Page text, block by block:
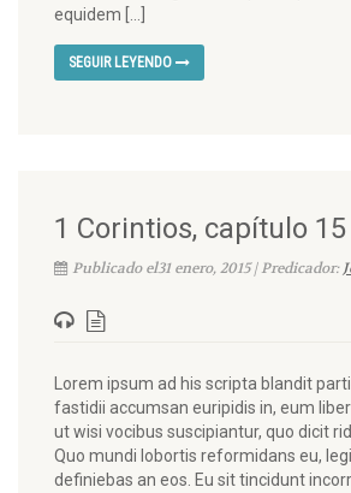
equidem […]
SEGUIR LEYENDO
1 Corintios, capítulo
Publicado el31 enero, 2015 | Predicador:
Lorem ipsum ad his scripta blandit
fastidii accumsan euripidis in, eum
ut wisi vocibus suscipiantur, quo dicit
Quo mundi lobortis reformidans eu,
definiebas an eos. Eu sit tincidunt